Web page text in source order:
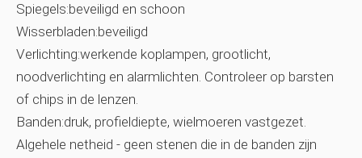
Spiegels:beveiligd en schoon
Wisserbladen:beveiligd
Verlichting:werkende koplampen, grootlicht,
noodverlichting en alarmlichten. Controleer op barsten
of chips in de lenzen.
Banden:druk, profieldiepte, wielmoeren vastgezet.
Algehele netheid - geen stenen die in de banden zijn